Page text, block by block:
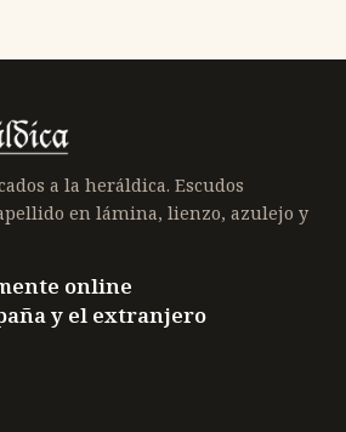
a la heráldica. Escudos
en lámina, lienzo, azulejo y
online
y el extranjero